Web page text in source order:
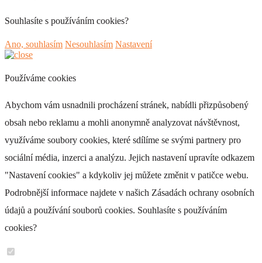
Souhlasíte s používáním cookies?
Ano, souhlasím Nesouhlasím Nastavení
Používáme cookies
Abychom vám usnadnili procházení stránek, nabídli přizpůsobený
obsah nebo reklamu a mohli anonymně analyzovat návštěvnost,
využíváme soubory cookies, které sdílíme se svými partnery pro
sociální média, inzerci a analýzu. Jejich nastavení upravíte odkazem
"Nastavení cookies" a kdykoliv jej můžete změnit v patičce webu.
Podrobnější informace najdete v našich Zásadách ochrany osobních
údajů a používání souborů cookies. Souhlasíte s používáním
cookies?